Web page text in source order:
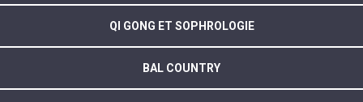
QI GONG ET SOPHROLOGIE
BAL COUNTRY